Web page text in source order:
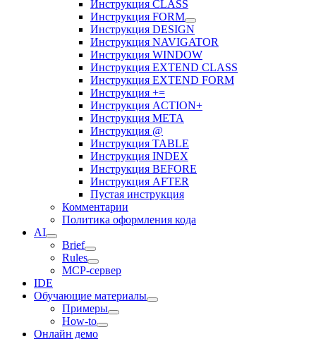
Инструкция CLASS
Инструкция FORM
Инструкция DESIGN
Инструкция NAVIGATOR
Инструкция WINDOW
Инструкция EXTEND CLASS
Инструкция EXTEND FORM
Инструкция +=
Инструкция ACTION+
Инструкция META
Инструкция @
Инструкция TABLE
Инструкция INDEX
Инструкция BEFORE
Инструкция AFTER
Пустая инструкция
Комментарии
Политика оформления кода
AI
Brief
Rules
MCP-сервер
IDE
Обучающие материалы
Примеры
How-to
Онлайн демо